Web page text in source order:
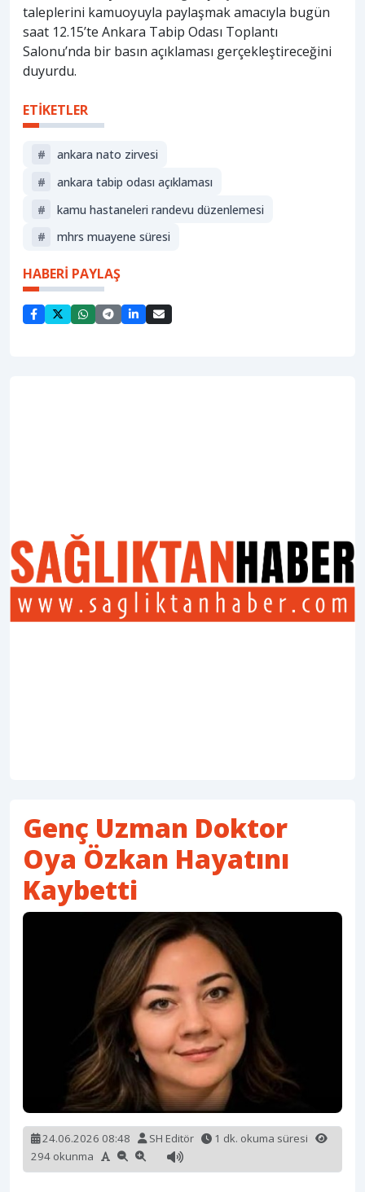
taleplerini kamuoyuyla paylaşmak amacıyla bugün
saat 12.15’te Ankara Tabip Odası Toplantı
Salonu’nda bir basın açıklaması gerçekleştireceğini
duyurdu.
ETİKETLER
#
ankara nato zirvesi
#
ankara tabip odası açıklaması
#
kamu hastaneleri randevu düzenlemesi
#
mhrs muayene süresi
HABERİ PAYLAŞ
Genç Uzman Doktor
Oya Özkan Hayatını
Kaybetti
24.06.2026 08:48 SH Editör
1 dk. okuma süresi
294 okunma